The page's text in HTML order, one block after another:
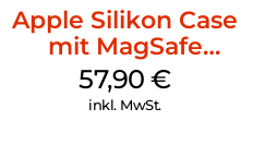
Apple Silikon Case
mit MagSafe
iPhone 14 Pro
(PRODUCT)RED
57,90€
inkl. MwSt.